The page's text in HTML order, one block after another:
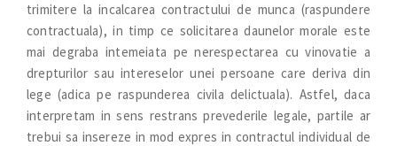
trimitere la incalcarea contractului de munca (raspundere
contractuala), in timp ce solicitarea daunelor morale este
mai degraba intemeiata pe nerespectarea cu vinovatie a
drepturilor sau intereselor unei persoane care deriva din
lege (adica pe raspunderea civila delictuala). Astfel, daca
interpretam in sens restrans prevederile legale, partile ar
trebui sa insereze in mod expres in contractul individual de